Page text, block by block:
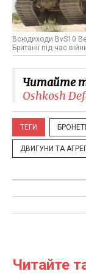
Всюдиходи BvS10
Британії під час
Читайте
Oshkosh
ТЕГИ
ДВИГУНИ ТА
Читайте